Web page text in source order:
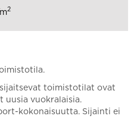
sijaitsevat toimistotilat ovat
uusia vuokralaisia.
kokonaisuutta. Sijainti ei
2